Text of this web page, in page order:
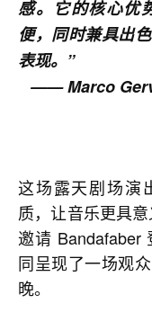
感。它的核心优
便，同时兼具出
表现。 ”
—— Marco
这场露天剧场演
质，让音乐更具
邀请 Bandafaber
同呈现了一场观
晚。